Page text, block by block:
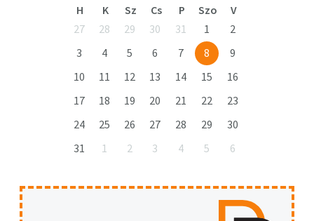
H K Sz Cs P Szo
V
27
28 29 30 31 1
2
3
4 5 6 7 8
9
10
11 12 13 14 15
16
17
18 19 20 21 22
23
24
25 26 27 28 29
30
31
1 2 3 4 5 6